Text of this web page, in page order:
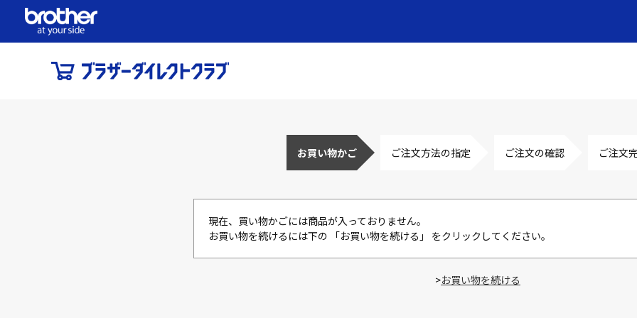
お買い物かご ご注文方法の指定 ご注文の確認 ご注文
現在、買い物かごには商品が入っておりません。
お買い物を続けるには下の 「お買い物を続ける」 をクリックしてください。
>